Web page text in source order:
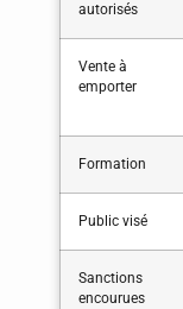
autorisés
Vente à
emporter
Formation
Public visé
Sanctions
encourues